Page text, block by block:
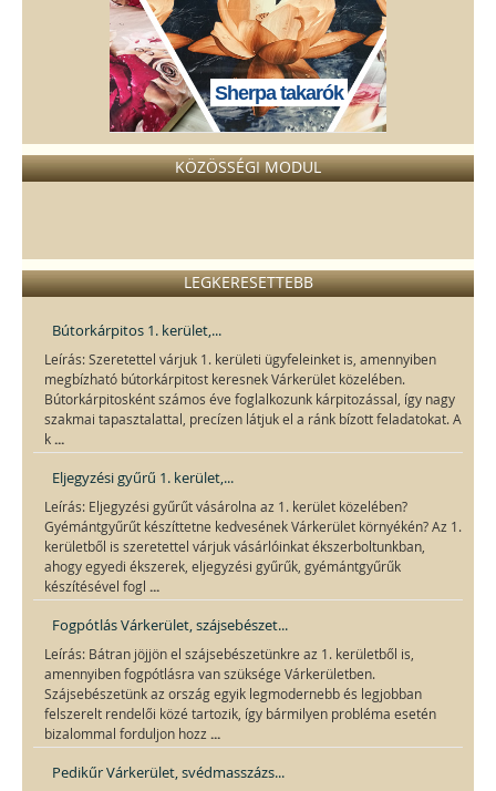
Sherpa takarók
KÖZÖSSÉGI MODUL
LEGKERESETTEBB
Bútorkárpitos 1. kerület,...
Leírás: Szeretettel várjuk 1. kerületi ügyfeleinket is, amennyiben
megbízható bútorkárpitost keresnek Várkerület közelében.
Bútorkárpitosként számos éve foglalkozunk kárpitozással, így nagy
szakmai tapasztalattal, precízen látjuk el a ránk bízott feladatokat. A
k ...
Eljegyzési gyűrű 1. kerület,...
Leírás: Eljegyzési gyűrűt vásárolna az 1. kerület közelében?
Gyémántgyűrűt készíttetne kedvesének Várkerület környékén? Az 1.
kerületből is szeretettel várjuk vásárlóinkat ékszerboltunkban,
ahogy egyedi ékszerek, eljegyzési gyűrűk, gyémántgyűrűk
készítésével fogl ...
Fogpótlás Várkerület, szájsebészet...
Leírás: Bátran jöjjön el szájsebészetünkre az 1. kerületből is,
amennyiben fogpótlásra van szüksége Várkerületben.
Szájsebészetünk az ország egyik legmodernebb és legjobban
felszerelt rendelői közé tartozik, így bármilyen probléma esetén
bizalommal forduljon hozz ...
Pedikűr Várkerület, svédmasszázs...